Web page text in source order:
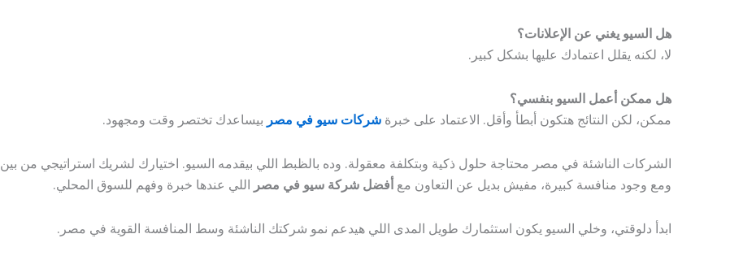
هل السيو يغني عن الإعلانات؟
لا، لكنه يقلل اعتمادك عليها بشكل كبير.
هل ممكن أعمل السيو بنفسي؟
ممكن، لكن النتائج هتكون أبطأ وأقل. الاعتماد على خبرة شركات سيو في مصر بيساعدك تختصر وقت ومجهود.
الشركات الناشئة في مصر محتاجة حلول ذكية وبتكلفة معقولة. وده بالظبط اللي بيقدمه السيو. اختيارك لشريك استراتيجي من بين
ومع وجود منافسة كبيرة، مفيش بديل عن التعاون مع أفضل شركة سيو في مصر اللي عندها خبرة وفهم للسوق المحلي.
ابدأ دلوقتي، وخلي السيو يكون استثمارك طويل المدى اللي هيدعم نمو شركتك الناشئة وسط المنافسة القوية في مصر.